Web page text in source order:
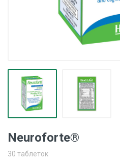
Neuroforte®
30 таблеток